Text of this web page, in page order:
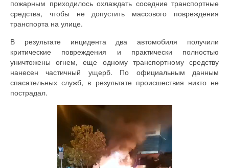
пожарным приходилось охлаждать соседние транспортные
средства, чтобы не допустить массового повреждения
транспорта на улице.
В результате инцидента два автомобиля получили
критические повреждения и практически полностью
уничтожены огнем, еще одному транспортному средству
нанесен частичный ущерб. По официальным данным
спасательных служб, в результате происшествия никто не
пострадал.